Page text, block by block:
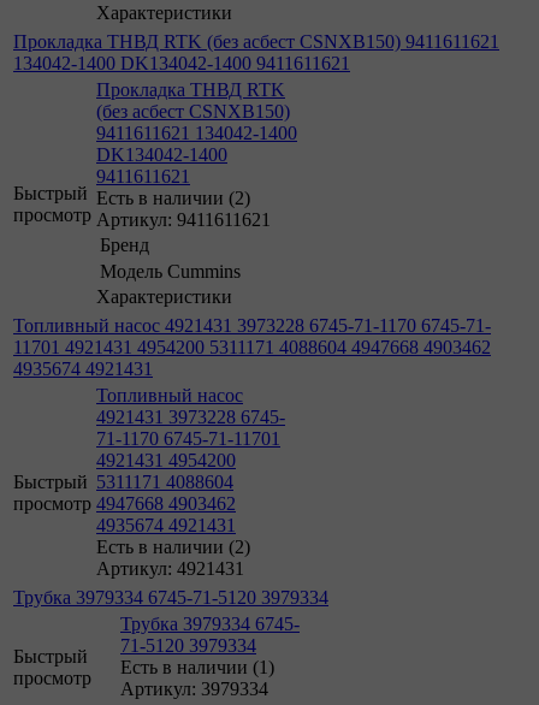
Характеристики
Прокладка ТНВД RTK (без асбест CSNXB150) 9411611621
134042-1400 DK134042-1400 9411611621
Быстрый
просмотр
Прокладка ТНВД RTK
(без асбест CSNXB150)
9411611621 134042-1400
DK134042-1400
9411611621
Есть в наличии (2)
Артикул: 9411611621
Бренд
Модель Cummins
Характеристики
Топливный насос 4921431 3973228 6745-71-1170 6745-71-
11701 4921431 4954200 5311171 4088604 4947668 4903462
4935674 4921431
Быстрый
просмотр
Топливный насос
4921431 3973228 6745-
71-1170 6745-71-11701
4921431 4954200
5311171 4088604
4947668 4903462
4935674 4921431
Есть в наличии (2)
Артикул: 4921431
Трубка 3979334 6745-71-5120 3979334
Быстрый
просмотр
Трубка 3979334 6745-
71-5120 3979334
Есть в наличии (1)
Артикул: 3979334